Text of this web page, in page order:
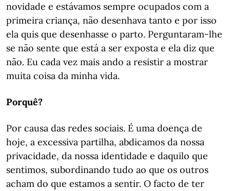
novidade e estávamos sempre ocupados com a
primeira criança, não desenhava tanto e por isso
ela quis que desenhasse o parto. Perguntaram-lhe
se não sente que está a ser exposta e ela diz que
não. Eu cada vez mais ando a resistir a mostrar
muita coisa da minha vida.
Porquê?
Por causa das redes sociais. É uma doença de
hoje, a excessiva partilha, abdicamos da nossa
privacidade, da nossa identidade e daquilo que
sentimos, subordinando tudo ao que os outros
acham do que estamos a sentir. O facto de ter